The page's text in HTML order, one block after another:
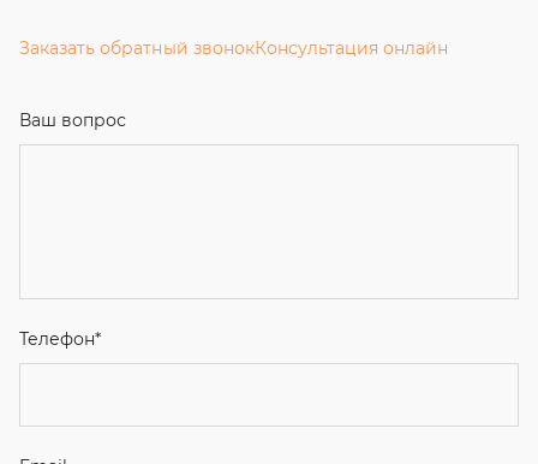
Заказать обратный звонокКонсультация онлайн
Ваш вопрос